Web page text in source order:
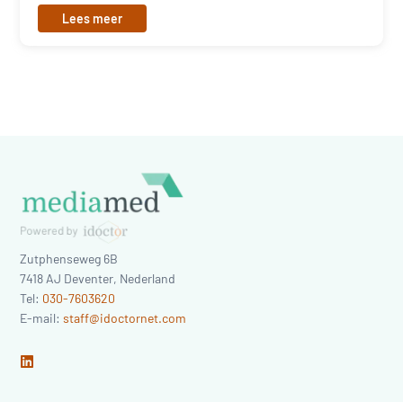
Lees meer
Zutphenseweg 6B
7418 AJ Deventer, Nederland
Tel: 030-7603620
E-mail:staff@idoctornet.com